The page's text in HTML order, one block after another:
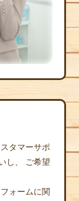
タマーサポ
し、
ご希望
フォームに関